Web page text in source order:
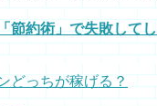
節約術」で失敗して
どっちが稼げる？